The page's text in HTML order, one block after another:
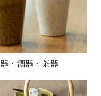
器・酒器・茶器